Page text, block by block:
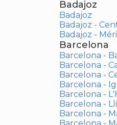
Badajoz
Badajoz
Badajoz -
Badajoz -
Barcelona
Barcelona -
Barcelona -
Barcelona -
Barcelona -
Barcelona -
Barcelona -
Barcelona -